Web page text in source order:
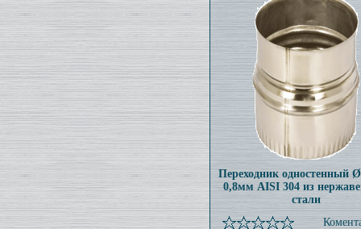
Переходник одностенный
0,8мм AISI 304 из
стали